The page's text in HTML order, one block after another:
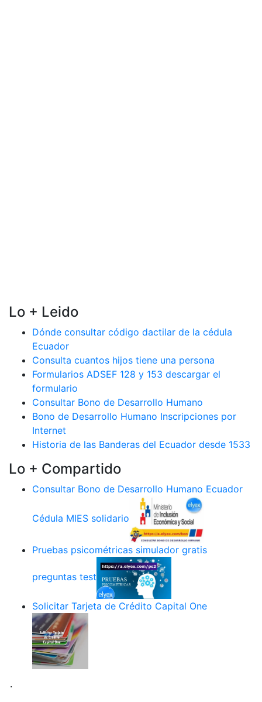
Lo + Leido
Dónde consultar código dactilar de la cédula
Ecuador
Consulta cuantos hijos tiene una persona
Formularios ADSEF 128 y 153 descargar el
formulario
Consultar Bono de Desarrollo Humano
Bono de Desarrollo Humano Inscripciones por
Internet
Historia de las Banderas del Ecuador desde 1533
Lo + Compartido
Consultar Bono de Desarrollo Humano Ecuador
Cédula MIES solidario
Pruebas psicométricas simulador gratis
preguntas test
Solicitar Tarjeta de Crédito Capital One
.